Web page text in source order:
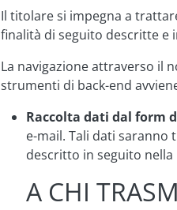
Il titolare si impegna a
finalità di seguito descritte e
La navigazione attraverso il
strumenti di back-end
Raccolta dati dal form
e-mail. Tali dati
descritto in seguito
A CHI